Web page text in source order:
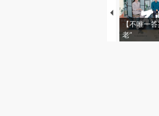
【不唯一
老”